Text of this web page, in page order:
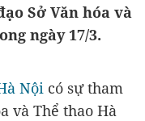
Sở Văn hóa và
ngày 17/3.
Nội có sự tham
và Thể thao Hà